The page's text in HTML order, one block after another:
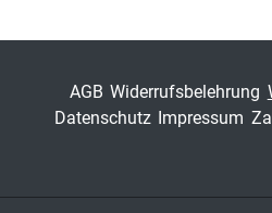
Band 6
AGB Widerrufsbelehrung
Datenschutz Impressum